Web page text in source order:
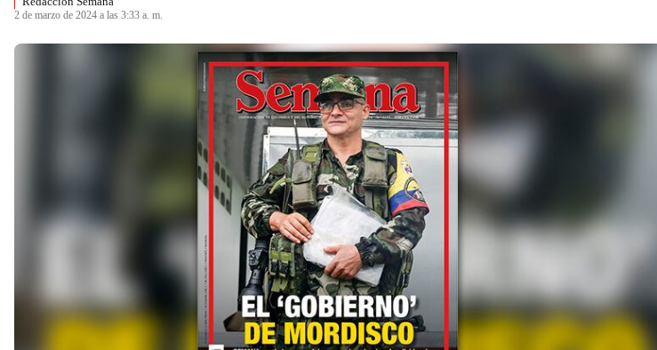
2 de marzo de 2024 a las 3:33 a. m.